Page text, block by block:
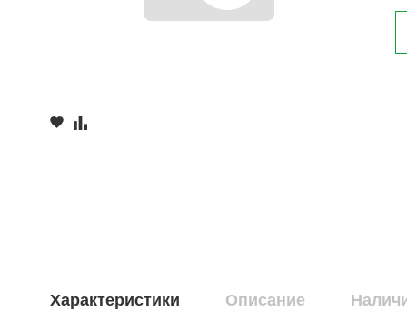
Характеристики Описание